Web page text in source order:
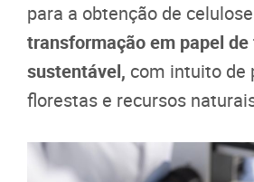
para a obtenção de
transformação em papel de
sustentável, com intuito de
florestas e recursos